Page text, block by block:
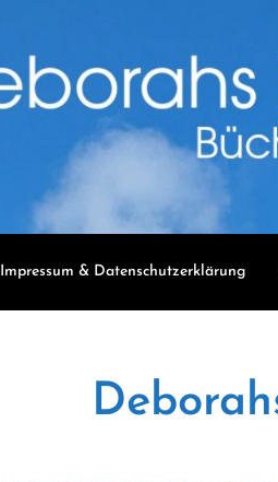
Impressum & Datenschutzerklärung